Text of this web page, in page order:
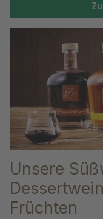
Unsere
Früchten